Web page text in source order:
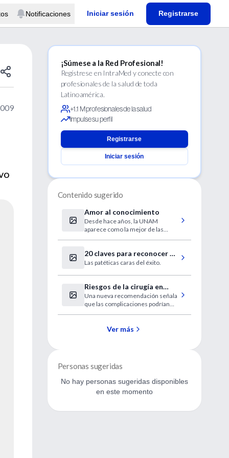
Notificaciones Iniciar sesión Registrarse
¡Súmese a la Red Profesional!
Regístrese en IntraMed y conecte con
profesionales de la salud de toda
Latinoamérica.
+1.1 M profesionales de la salud
Impulse su perfil
Registrarse
Iniciar sesión
Contenido sugerido
Amor al conocimiento
Desde hace años, la UNAM
aparece como la mejor de las
20 claves para reconocer a
un imbécil (en medicina)
Las patéticas caras del éxito.
Riesgos de la cirugía en
personas obesas
Una nueva recomendación señala
que las complicaciones podrían
Ver más
Personas sugeridas
No hay personas sugeridas disponibles
en este momento